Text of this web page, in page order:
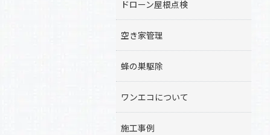
ドローン屋根点検
空き家管理
蜂の巣駆除
ワンエコについて
施工事例